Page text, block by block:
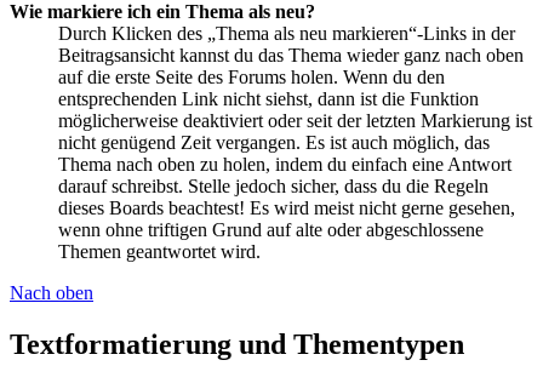
Wie markiere ich ein Thema als neu?
Durch Klicken des „Thema als neu markieren“-Links in der
Beitragsansicht kannst du das Thema wieder ganz nach oben
auf die erste Seite des Forums holen. Wenn du den
entsprechenden Link nicht siehst, dann ist die Funktion
möglicherweise deaktiviert oder seit der letzten Markierung ist
nicht genügend Zeit vergangen. Es ist auch möglich, das
Thema nach oben zu holen, indem du einfach eine Antwort
darauf schreibst. Stelle jedoch sicher, dass du die Regeln
dieses Boards beachtest! Es wird meist nicht gerne gesehen,
wenn ohne triftigen Grund auf alte oder abgeschlossene
Themen geantwortet wird.
Nach oben
Textformatierung und Thementypen